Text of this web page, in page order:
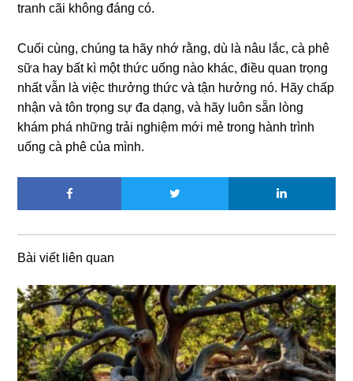
tranh cãi không đáng có.
Cuối cùng, chúng ta hãy nhớ rằng, dù là nâu lắc, cà phê
sữa hay bất kì một thức uống nào khác, điều quan trọng
nhất vẫn là việc thưởng thức và tận hưởng nó. Hãy chấp
nhận và tôn trọng sự đa dạng, và hãy luôn sẵn lòng
khám phá những trải nghiệm mới mẻ trong hành trình
uống cà phê của mình.
Bài viết liên quan